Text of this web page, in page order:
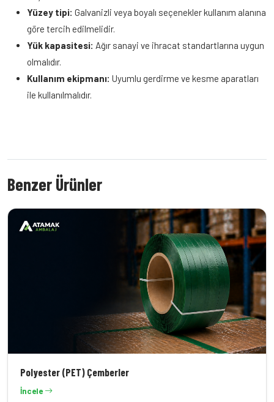
Yüzey tipi: Galvanizli veya boyalı seçenekler kullanım alanına
göre tercih edilmelidir.
Yük kapasitesi: Ağır sanayi ve ihracat standartlarına uygun
olmalıdır.
Kullanım ekipmanı: Uyumlu gerdirme ve kesme aparatları
ile kullanılmalıdır.
Benzer Ürünler
Polyester (PET) Çemberler
İncele